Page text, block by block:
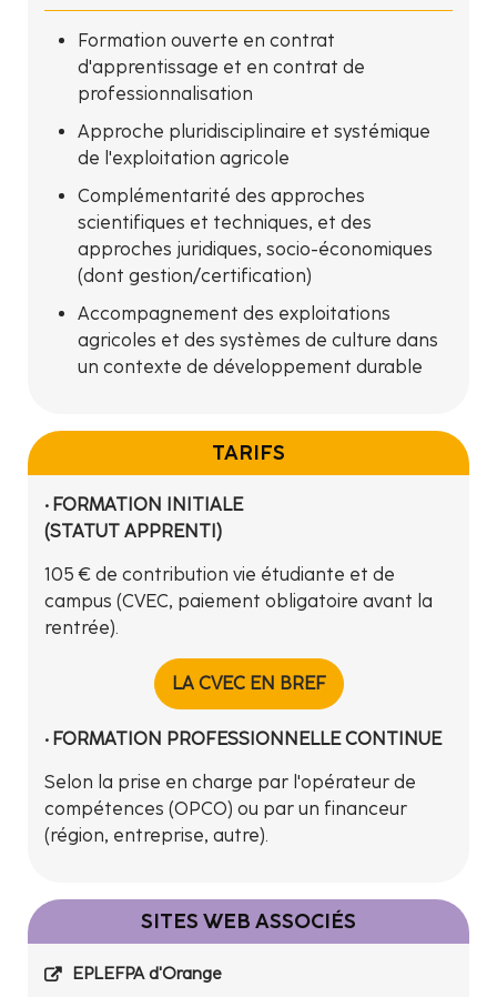
Formation ouverte en contrat
d'apprentissage et en contrat de
professionnalisation
Approche pluridisciplinaire et systémique
de l'exploitation agricole
Complémentarité des approches
scientifiques et techniques, et des
approches juridiques, socio-économiques
(dont gestion/certification)
Accompagnement des exploitations
agricoles et des systèmes de culture dans
un contexte de développement durable
TARIFS
• FORMATION INITIALE
(STATUT APPRENTI)
105 € de contribution vie étudiante et de
campus (CVEC, paiement obligatoire avant la
rentrée).
LA CVEC EN BREF
• FORMATION PROFESSIONNELLE CONTINUE
Selon la prise en charge par l'opérateur de
compétences (OPCO) ou par un financeur
(région, entreprise, autre).
SITES WEB ASSOCIÉS
EPLEFPA d'Orange